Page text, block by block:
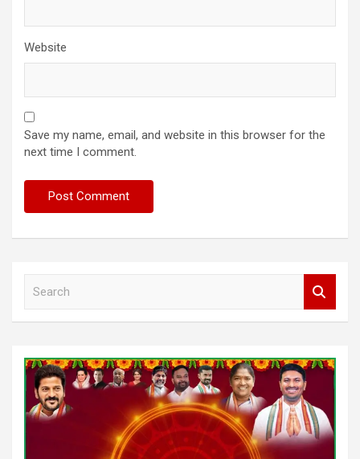
Website
Save my name, email, and website in this browser for the
next time I comment.
h